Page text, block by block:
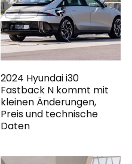
2024 Hyundai i30
Fastback N kommt mit
kleinen Änderungen,
Preis und technische
Daten